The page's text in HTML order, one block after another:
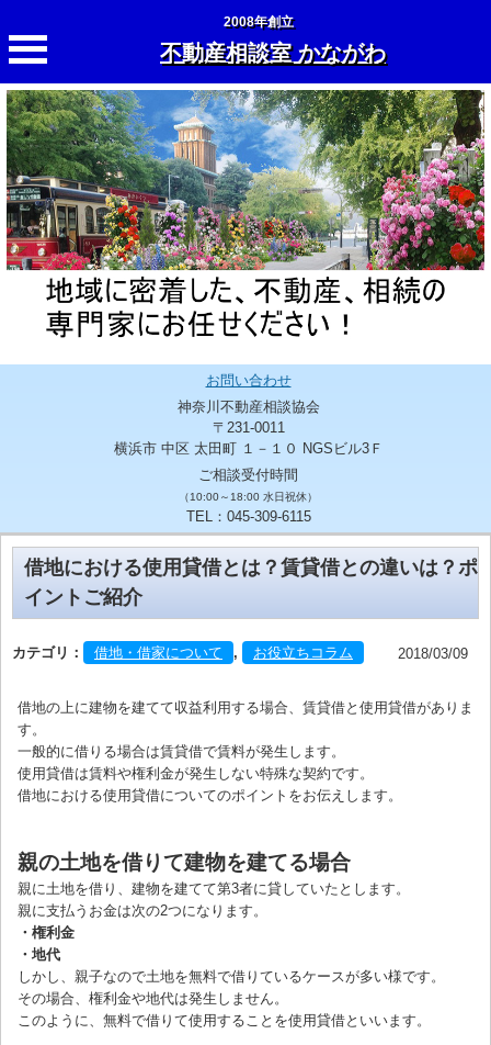
2008年創立
不動産相談室 かながわ
お問い合わせ
神奈川不動産相談協会
〒231-0011
横浜市 中区 太田町 １－１０ NGSビル3Ｆ
ご相談受付時間
（10:00～18:00 水日祝休）
TEL：045-309-6115
借地における使用貸借とは？賃貸借との違いは？ポ
イントご紹介
カテゴリ： 借地・借家について , お役立ちコラム 2018/03/09
借地の上に建物を建てて収益利用する場合、賃貸借と使用貸借がありま
す。
一般的に借りる場合は賃貸借で賃料が発生します。
使用貸借は賃料や権利金が発生しない特殊な契約です。
借地における使用貸借についてのポイントをお伝えします。
親の土地を借りて建物を建てる場合
親に土地を借り、建物を建てて第3者に貸していたとします。
親に支払うお金は次の2つになります。
・権利金
・地代
しかし、親子なので土地を無料で借りているケースが多い様です。
その場合、権利金や地代は発生しません。
このように、無料で借りて使用することを使用貸借といいます。